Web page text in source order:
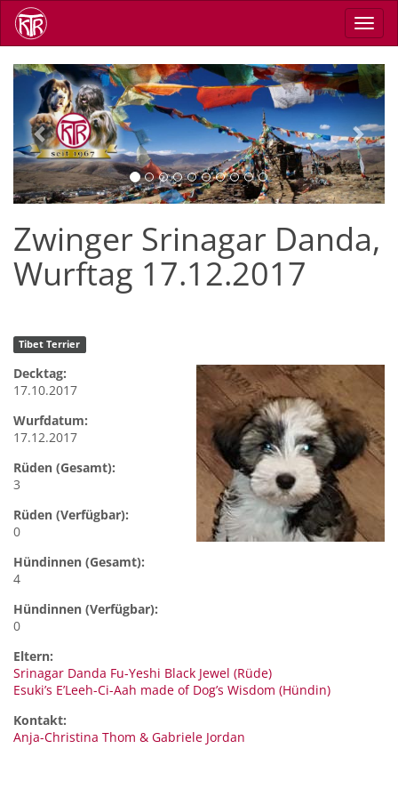
Skip
main
Previous Next
Zwinger Srinagar Danda,
Wurftag 17.12.2017
Tibet Terrier
Decktag:
17.10.2017
Wurfdatum:
17.12.2017
Rüden (Gesamt):
3
Rüden (Verfügbar):
0
Hündinnen (Gesamt):
4
Hündinnen (Verfügbar):
0
Eltern:
Srinagar Danda Fu-Yeshi Black Jewel (Rüde)
Esuki’s E’Leeh-Ci-Aah made of Dog’s Wisdom (Hündin)
Kontakt:
Anja-Christina Thom & Gabriele Jordan